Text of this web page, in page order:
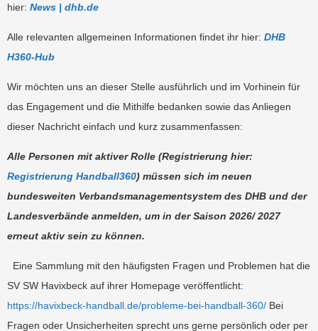
hier: News | dhb.de
Alle relevanten allgemeinen Informationen findet ihr hier: DHB
H360-Hub
Wir möchten uns an dieser Stelle ausführlich und im Vorhinein für
das Engagement und die Mithilfe bedanken sowie das Anliegen
dieser Nachricht einfach und kurz zusammenfassen:
Alle Personen mit aktiver Rolle (Registrierung hier:
Registrierung Handball360) müssen sich im neuen
bundesweiten Verbandsmanagementsystem des DHB und der
Landesverbände anmelden, um in der Saison 2026/ 2027
erneut aktiv sein zu können.
Eine Sammlung mit den häufigsten Fragen und Problemen hat die
SV SW Havixbeck auf ihrer Homepage veröffentlicht:
https://havixbeck-handball.de/probleme-bei-handball-360/ Bei
Fragen oder Unsicherheiten sprecht uns gerne persönlich oder per